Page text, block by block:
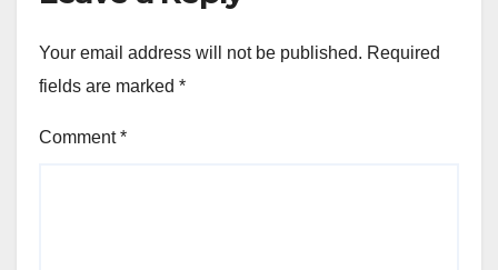
Your email address will not be published. Required
fields are marked *
Comment*